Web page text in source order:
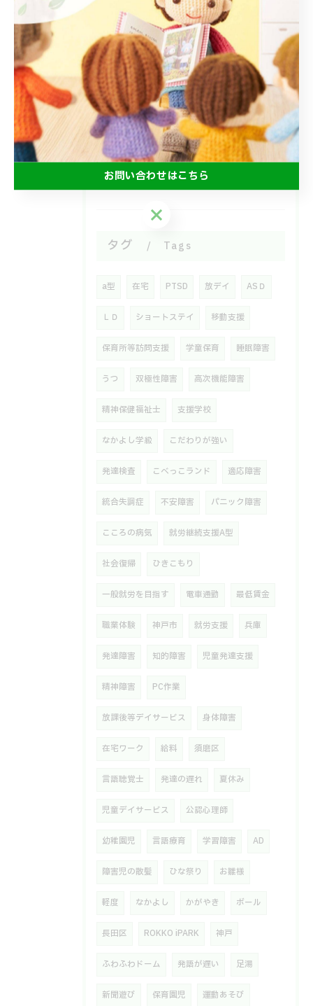
2026/07/15
よいしょ！ごろごろ！体幹運動🙌
2026/07/08
6月のエアマット🐌
タグ Tags
a型 在宅 PTSD 放デイ ASＤ
ＬＤ ショートステイ 移動支援
保育所等訪問支援 学童保育 睡眠障害
うつ 双極性障害 高次機能障害
精神保健福祉士 支援学校
なかよし学級 こだわりが強い
発達検査 こべっこランド 適応障害
統合失調症 不安障害 パニック障害
こころの病気 就労継続支援A型
社会復帰 ひきこもり
一般就労を目指す 電車通勤 最低賃金
職業体験 神戸市 就労支援 兵庫
発達障害 知的障害 児童発達支援
精神障害 PC作業
放課後等デイサービス 身体障害
在宅ワーク 給料 須磨区
言語聴覚士 発達の遅れ 夏休み
児童デイサービス 公認心理師
幼稚園児 言語療育 学習障害 AD
障害児の散髪 ひな祭り お雛様
軽度 なかよし かがやき ボール
長田区 ROKKO iPARK 神戸
ふわふわドーム 発語が遅い 足湯
新聞遊び 保育園児 運動あそび
お問い合わせはこちら
お問い合わせはこちら